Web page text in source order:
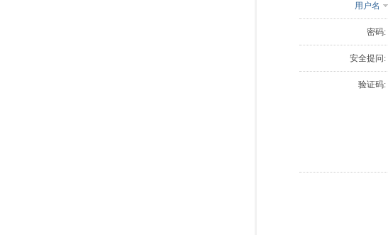
用户名
密码:
安全提问:
验证码: